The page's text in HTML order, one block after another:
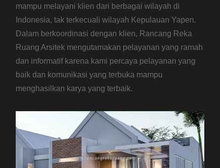
mampu melayani klien dari berbagai wilayah di
Indonesia, tak terkecuali wilayah Kepulauan Yapen.
Dalam berkoordinasi dengan klien, Rancang Reka
Ruang Arsitek mengutamakan pelayanan yang ramah
dan informatif karena kami percaya pelayanan yang
baik dan komunikasi yang terbuka mampu
menghasilkan karya yang terbaik.